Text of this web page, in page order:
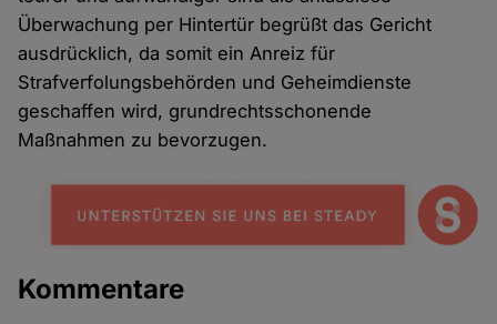
Überwachung per Hintertür begrüßt das Gericht
ausdrücklich, da somit ein Anreiz für
Strafverfolungsbehörden und Geheimdienste
geschaffen wird, grundrechtsschonende
Maßnahmen zu bevorzugen.
Kommentare